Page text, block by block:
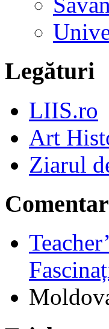
Legături
LIIS.ro
Art
Ziarul